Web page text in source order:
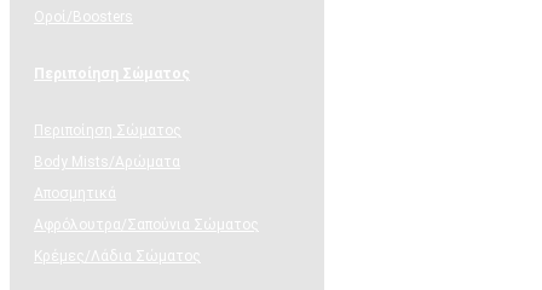
Οροί/Boosters
Περιποίηση Σώματος
Περιποίηση Σώματος
Body Mists/Αρώματα
Αποσμητικά
Αφρόλουτρα/Σαπούνια Σώματος
Κρέμες/Λάδια Σώματος